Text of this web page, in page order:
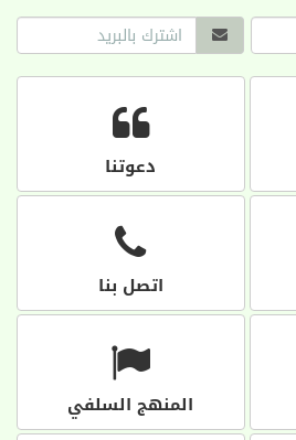
دعوتنا
اتصل بنا
المنهج السلفي